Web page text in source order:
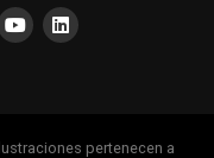
pertenecen a